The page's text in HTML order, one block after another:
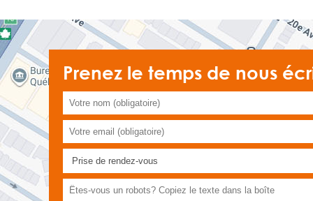
Prenez le temps de nous